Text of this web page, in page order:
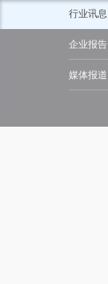
行业讯息
企业报告
媒体报道